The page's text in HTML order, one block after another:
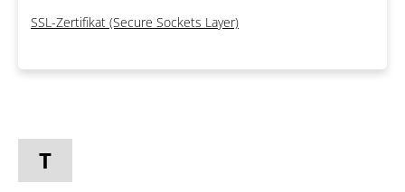
SSL-Zertifikat (Secure Sockets Layer)
T